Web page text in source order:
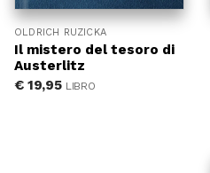
OLDRICH RUZICKA
Il mistero del tesoro di
Austerlitz
€19,95 LIBRO